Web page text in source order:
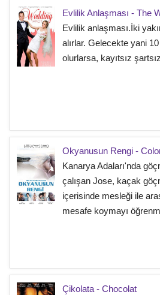
Evlilik Anlaşması - The
Evlilik anlaşması.İki
alırlar. Gelecekte yani
olurlarsa, kayıtsız
Okyanusun Rengi -
Kanarya Adaları'nda
çalışan Jose, kaçak
içerisinde mesleği ile
mesafe koymayı
Çikolata - Chocolat